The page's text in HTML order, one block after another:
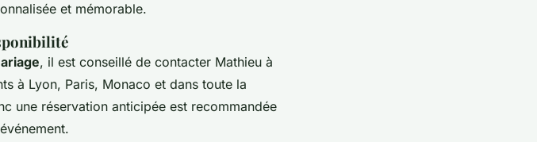
et mémorable.
, il est conseillé de contacter Mathieu à
à Lyon, Paris, Monaco et dans toute la
une réservation anticipée est recommandée